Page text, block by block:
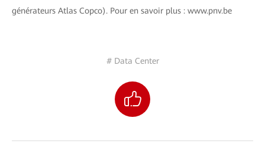
générateurs Atlas Copco). Pour en savoir plus : www.pnv.be
# Data Center